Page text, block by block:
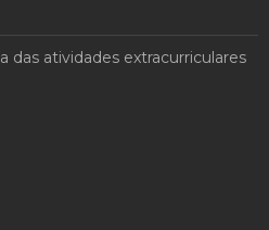
das atividades extracurriculares